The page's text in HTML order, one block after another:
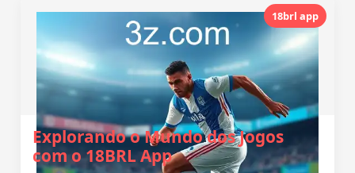
18brl app
Explorando o Mundo dos Jogos
com o 18BRL App